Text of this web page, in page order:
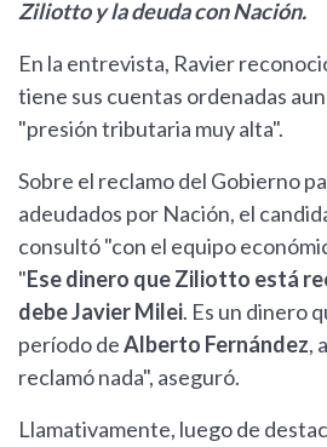
Ziliotto y la deuda con Nación.
En la entrevista, Ravier
tiene sus cuentas ordenadas
"presión tributaria muy alta".
Sobre el reclamo del Gobierno
adeudados por Nación, el
consultó "con el equipo
"Ese dinero que Ziliotto está
debe Javier Milei. Es un dinero
período deAlberto Fernández,
reclamó nada", aseguró.
Llamativamente, luego de